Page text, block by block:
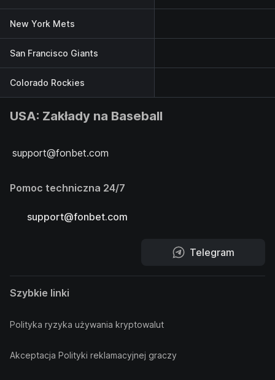
New York Mets
San Francisco Giants
Colorado Rockies
USA: Zakłady na Baseball
support@fonbet.com
Pomoc techniczna 24/7
support@fonbet.com
Telegram
Szybkie linki
Polityka ryzyka używania kryptowalut
Akceptacja Polityki reklamacyjnej graczy